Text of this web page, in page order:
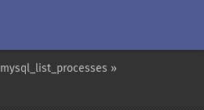
mysql_list_processes »